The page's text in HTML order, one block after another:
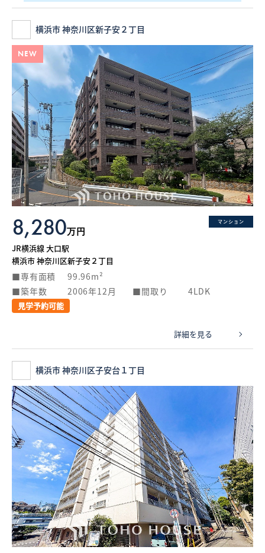
横浜市 神奈川区新子安２丁目
NEW
マンション
8,280万円
JR横浜線 大口駅
横浜市 神奈川区新子安２丁目
専有面積
99.96m²
築年数
2006年12月 間取り 4LDK
見学予約可能
詳細を見る
横浜市 神奈川区子安台１丁目